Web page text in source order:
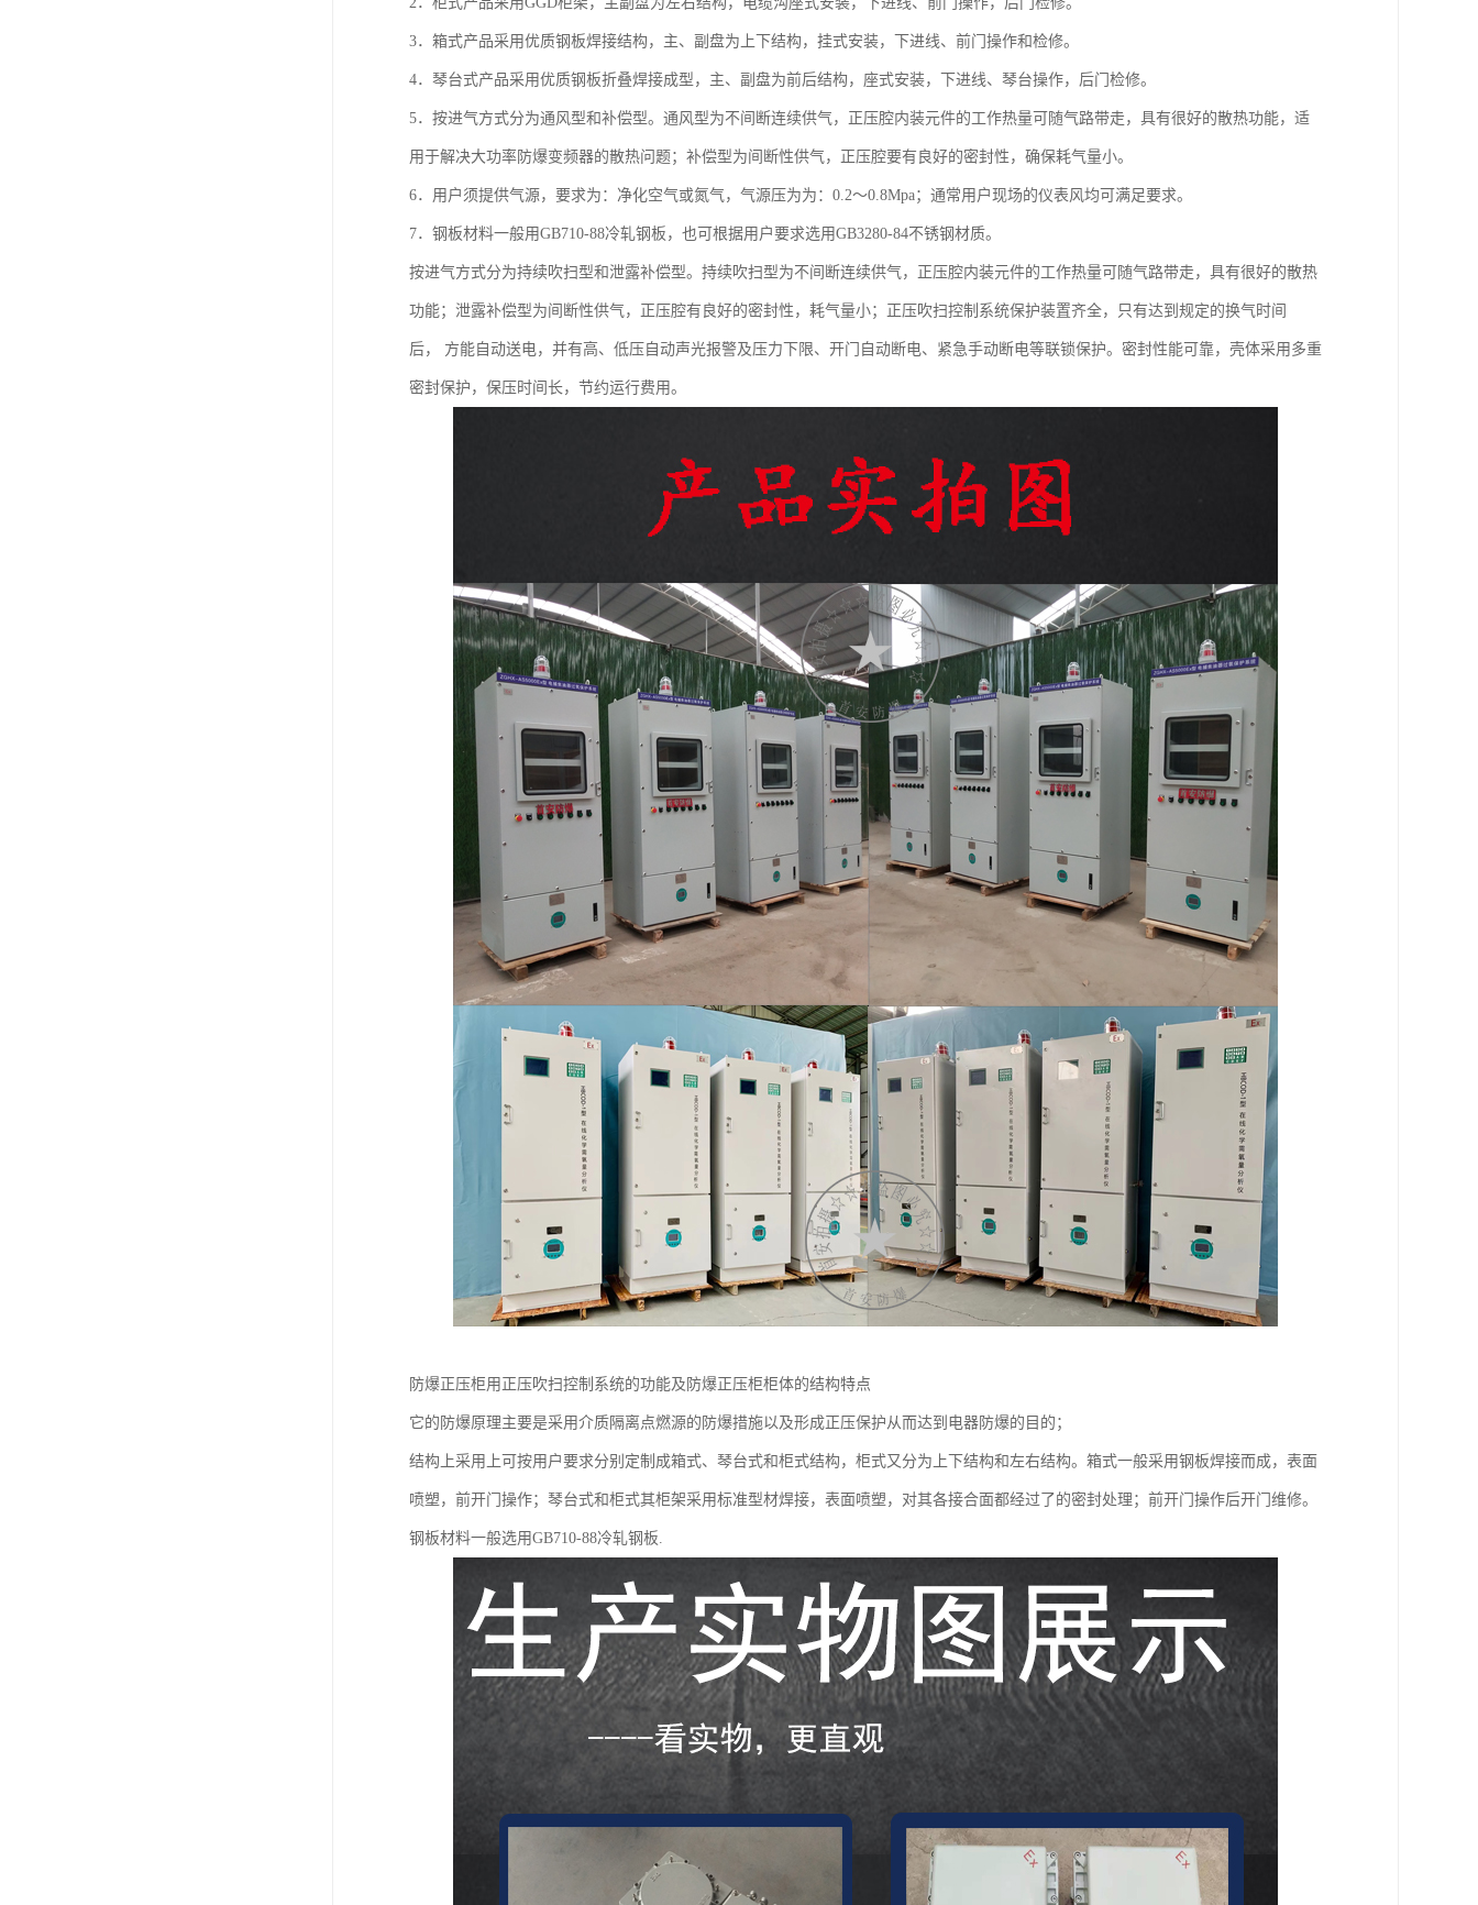
3．箱式产品采用优质钢板焊接结构，主、副盘为上下结构，挂式安装，下进线、前门操作和检修。
4．琴台式产品采用优质钢板折叠焊接成型，主、副盘为前后结构，座式安装，下进线、琴台操作，后门检修。
5．按进气方式分为通风型和补偿型。通风型为不间断连续供气，正压腔内装元件的工作热量可随气路带走，具有很好的散热功能，适
用于解决大功率防爆变频器的散热问题；补偿型为间断性供气，正压腔要有良好的密封性，确保耗气量小。
6．用户须提供气源，要求为：净化空气或氮气，气源压为为：0.2～0.8Mpa；通常用户现场的仪表风均可满足要求。
7．钢板材料一般用GB710-88冷轧钢板，也可根据用户要求选用GB3280-84不锈钢材质。
按进气方式分为持续吹扫型和泄露补偿型。持续吹扫型为不间断连续供气，正压腔内装元件的工作热量可随气路带走，具有很好的散热
功能；泄露补偿型为间断性供气，正压腔有良好的密封性，耗气量小；正压吹扫控制系统保护装置齐全，只有达到规定的换气时间
后， 方能自动送电，并有高、低压自动声光报警及压力下限、开门自动断电、紧急手动断电等联锁保护。密封性能可靠，壳体采用多重
密封保护，保压时间长，节约运行费用。
防爆正压柜用正压吹扫控制系统的功能及防爆正压柜柜体的结构特点
它的防爆原理主要是采用介质隔离点燃源的防爆措施以及形成正压保护从而达到电器防爆的目的；
结构上采用上可按用户要求分别定制成箱式、琴台式和柜式结构，柜式又分为上下结构和左右结构。箱式一般采用钢板焊接而成，表面
喷塑，前开门操作；琴台式和柜式其柜架采用标准型材焊接，表面喷塑，对其各接合面都经过了的密封处理；前开门操作后开门维修。
钢板材料一般选用GB710-88冷轧钢板.